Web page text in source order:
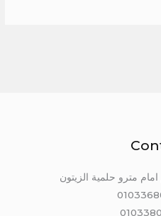
مترو حلمية الزيتون